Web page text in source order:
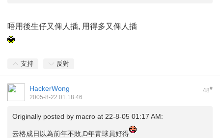
唔用後生仔又俾人插, 用得多又俾人插
支持 反對
48#
HackerWong
2005-8-22 01:18:46
Originally posted by macro at 22-8-05 01:17 AM:
云格成日以為前年不敗,D年青球員好得